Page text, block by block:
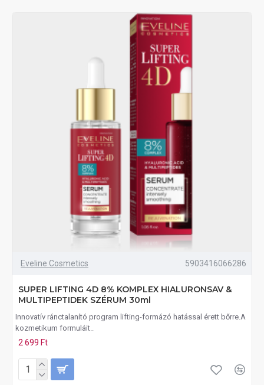
Eveline Cosmetics 5903416066286
SUPER LIFTING 4D 8% KOMPLEX HIALURONSAV &
MULTIPEPTIDEK SZÉRUM 30ml
Innovatív ránctalanító program lifting-formázó hatással érett bőrre.A
kozmetikum formuláit..
2 699 Ft